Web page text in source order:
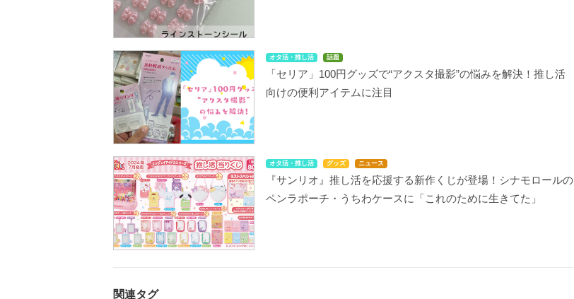
オタ活・推し活 話題
「セリア」100円グッズで“アクスタ撮影”の悩みを解決！推し活
向けの便利アイテムに注目
オタ活・推し活 グッズ ニュース
『サンリオ』推し活を応援する新作くじが登場！シナモロールの
ペンラポーチ・うちわケースに「これのために生きてた」
関連タグ